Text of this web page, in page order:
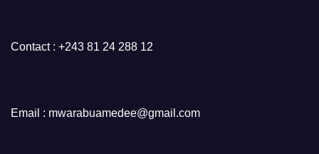
Contact : +243 81 24 288 12
Email : mwarabuamedee@gmail.com